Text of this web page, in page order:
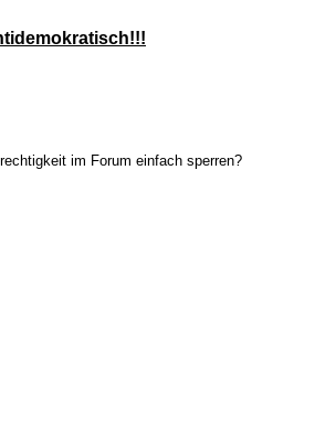
im Forum einfach sperren?